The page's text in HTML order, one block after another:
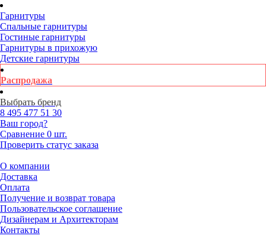
Гарнитуры
Спальные гарнитуры
Гостиные гарнитуры
Гарнитуры в прихожую
Детские гарнитуры
Распродажа
Выбрать бренд
8 495 477 51 30
Ваш город?
Сравнение 0 шт.
Проверить статус заказа
О компании
Доставка
Оплата
Получение и возврат товара
Пользовательское соглашение
Дизайнерам и Архитекторам
Контакты